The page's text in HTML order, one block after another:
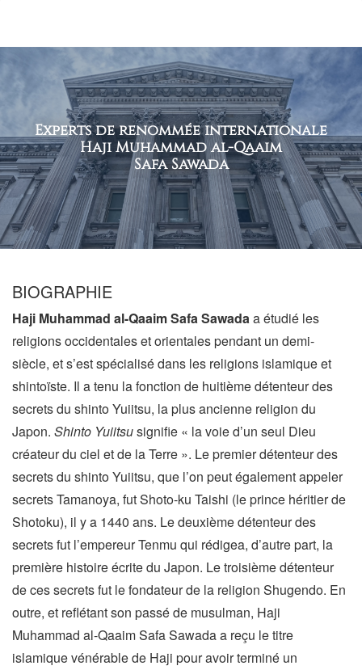
Experts de renommée internationale
Haji Muhammad al-Qaaim
Safa Sawada
BIOGRAPHIE
Haji Muhammad al-Qaaim Safa Sawadaa étudié les
religions occidentales et orientales pendant un demi-
siècle, et s’est spécialisé dans les religions islamique et
shintoïste. Il a tenu la fonction de huitième détenteur des
secrets du shintoYuiitsu, la plus ancienne religion du
Japon. Shinto Yuiitsusignifie « la voie d’un seul Dieu
créateur du ciel et de la Terre ». Le premier détenteur des
secrets du shintoYuiitsu, que l’on peut également appeler
secrets Tamanoya, fut Shoto-ku Taishi (le prince héritier de
Shotoku), il y a 1440 ans. Le deuxième détenteur des
secrets fut l’empereur Tenmu qui rédigea, d’autre part, la
première histoire écrite du Japon. Le troisième détenteur
de ces secrets fut le fondateur de la religion Shugendo. En
outre, et reflétant son passé de musulman, Haji
Muhammad al-Qaaim Safa Sawada a reçu le titre
islamique vénérable de Haji pour avoir terminé un